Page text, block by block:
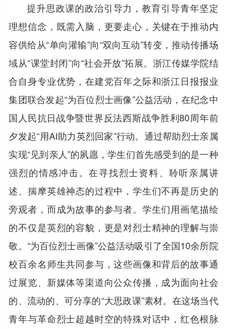
提升思政课的政治引导力，教育引导青年坚定
理想信念，既需入脑，更要走心，关键在于推动内
容供给从“单向灌输”向“双向互动”转变，推动传播场
域从“课堂封闭”向“社会开放”拓展。浙江传媒学院结
合自身专业优势，在建党百年之际和浙江日报报业
集团联合发起“为百位烈士画像”公益活动，在纪念中
国人民抗日战争暨世界反法西斯战争胜利80周年前
夕发起“用AI助力英烈回家”行动。通过帮助烈士亲属
实现“见到亲人”的夙愿，学生们首先感受到的是一种
强烈的情感冲击。在寻找烈士资料、聆听亲属讲
述、揣摩英雄神态的过程中，学生们不再是历史的
旁观者，而成为故事的参与者。学生们用画笔描绘
的不仅是英烈的容貌，更是对烈士精神的理解与崇
敬。“为百位烈士画像”公益活动吸引了全国10余所院
校百余名师生共同参与，这些画像和背后的故事通
过展览、新媒体等渠道向公众传播，成为面向社会
的、流动的、可分享的“大思政课”素材。在这场当代
青年与革命烈士超越时空的特殊对话中，红色根脉